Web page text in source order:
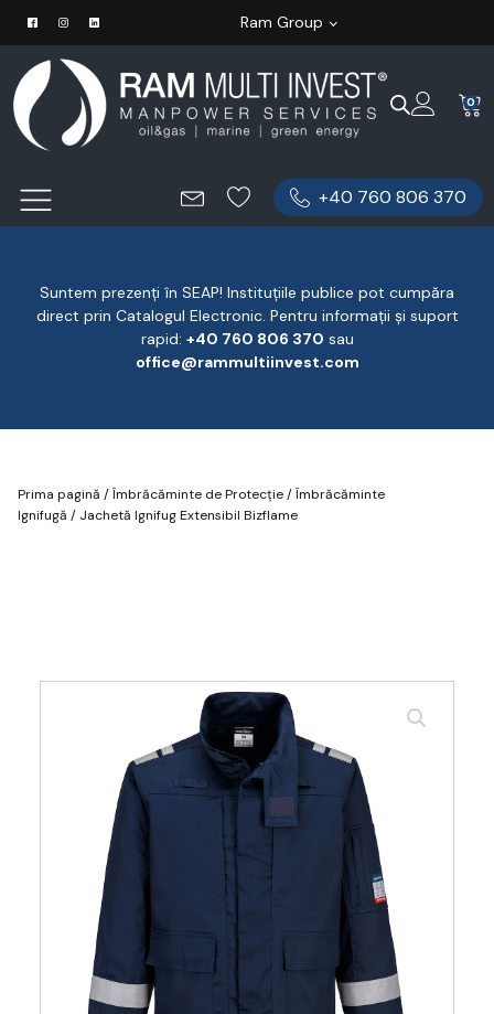
Ram Group
0
+40 760 806 370
Suntem prezenți în SEAP! Instituțiile publice pot cumpăra
direct prin Catalogul Electronic. Pentru informații și suport
rapid: ‪+40 760 806 370 ‬ sau
office@rammultiinvest.com
Prima pagină /Îmbrăcăminte de Protecție/Îmbrăcăminte
Ignifugă / Jachetă Ignifug Extensibil Bizflame